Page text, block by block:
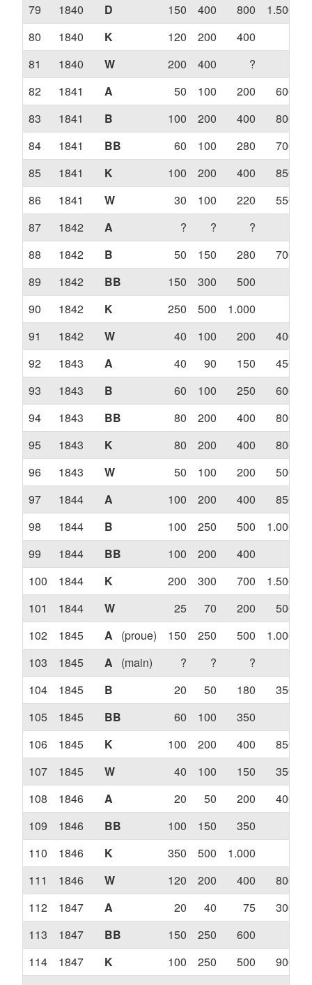
79
1840 D 150 400 800
1.500
80
1840 K 120 200 400
81
1840 W 200 400 ?
82
1841 A 50 100 200
600
83
1841 B 100 200 400
800
84
1841 BB 60 100 280
700
85
1841 K 100 200 400
850
86
1841 W 30 100 220
550
87
1842 A ? ? ?
88
1842 B 50 150 280
700
89
1842 BB 150 300 500
90
1842 K 250 500 1.000
91
1842 W 40 100 200
400
92
1843 A 40 90 150
450
93
1843 B 60 100 250
600
94
1843 BB 80 200 400
800
95
1843 K 80 200 400
800
96
1843 W 50 100 200
500
97
1844 A 100 200 400
850
98
1844 B 100 250 500
1.000
99
1844 BB 100 200 400
100
1844 K 200 300 700
1.500
101
1844 W 25 70 200
500
102
1845 A (proue) 150 250 500
1.000
103
1845 A (main) ? ? ?
104
1845 B 20 50 180
350
105
1845 BB 60 100 350
106
1845 K 100 200 400
850
107
1845 W 40 100 150
350
108
1846 A 20 50 200
400
109
1846 BB 100 150 350
110
1846 K 350 500 1.000
111
1846 W 120 200 400
800
112
1847 A 20 40 75
300
113
1847 BB 150 250 600
114
1847 K 100 250 500
900